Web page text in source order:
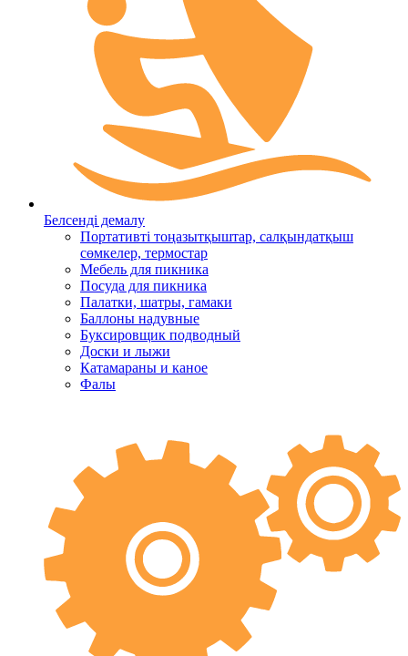
Белсенді демалу
Портативті тоңазытқыштар, салқындатқыш
сөмкелер, термостар
Мебель для пикника
Посуда для пикника
Палатки, шатры, гамаки
Баллоны надувные
Буксировщик подводный
Доски и лыжи
Катамараны и каное
Фалы